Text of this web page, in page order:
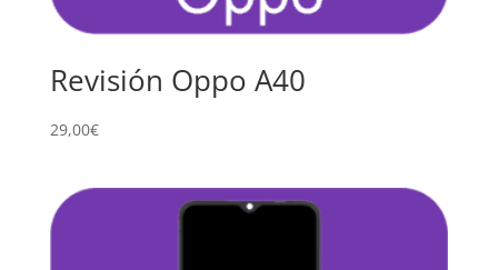
Revisión Oppo A40
29,00€